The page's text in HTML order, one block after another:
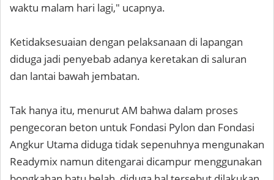
waktu malam hari lagi," ucapnya.
Ketidaksesuaian dengan pelaksanaan di lapangan
diduga jadi penyebab adanya keretakan di saluran
dan lantai bawah jembatan.
Tak hanya itu, menurut AM bahwa dalam proses
pengecoran beton untuk Fondasi Pylon dan Fondasi
Angkur Utama diduga tidak sepenuhnya mengunakan
Readymix namun ditengarai dicampur menggunakan